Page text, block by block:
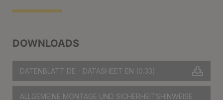
DOWNLOADS
DATENBLATT DE - DATASHEET EN (0.33)
ALLGEMEINE MONTAGE UND SICHERHEITSHINWEISE